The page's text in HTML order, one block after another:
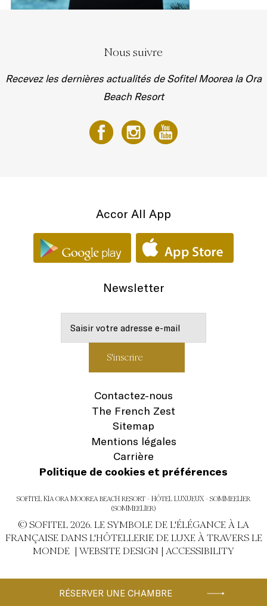
Nous suivre
Recevez les dernières actualités de Sofitel Moorea la Ora
Beach Resort
Accor All App
Newsletter
Contactez-nous
The French Zest
Sitemap
Mentions légales
Carrière
Politique de cookies et préférences
SOFITEL KIA ORA MOOREA BEACH RESORT - HÔTEL LUXUEUX - SOMMEELIER
(SOMMEELIER)
© SOFITEL 2026. LE SYMBOLE DE L'ÉLÉGANCE À LA
FRANÇAISE DANS L'HÔTELLERIE DE LUXE À TRAVERS LE
MONDE | WEBSITE DESIGN | ACCESSIBILITY
RÉSERVER UNE CHAMBRE